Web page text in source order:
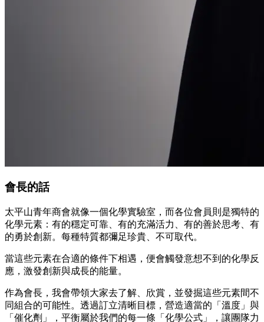
會長的話
太平山青年商會就像一個化學實驗室，而各位會員則是獨特的
化學元素：有的穩定可靠、有的充滿活力、有的善於思考、有
的勇於創新。每種特質都彌足珍貴、不可取代。
當這些元素在合適的條件下相遇，便會觸發意想不到的化學反
應，激發創新與成長的能量。
作為會長，我會帶領大家去了解、欣賞，並發掘這些元素間不
同組合的可能性。透過訂立清晰目標，營造適當的「溫度」與
「催化劑」，平衡屬於我們的每一條「化學公式」，讓團隊力